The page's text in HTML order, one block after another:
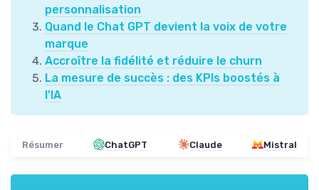
personnalisation
Quand le Chat GPT devient la voix de votre
marque
Accroître la fidélité et réduire le churn
La mesure de succès : des KPIs boostés à
l'IA
Résumer ChatGPT Claude Mistral